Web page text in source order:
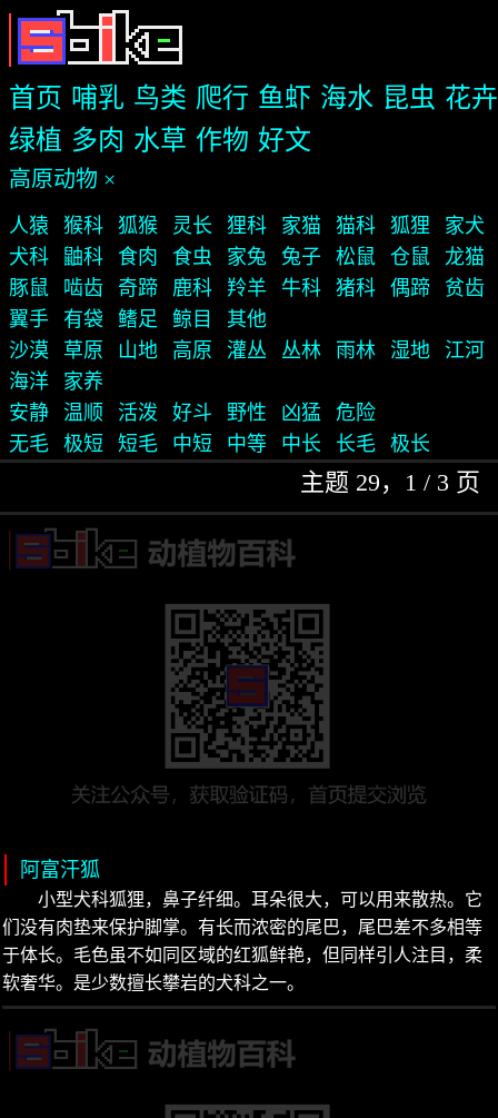
首页 哺乳 鸟类 爬行 鱼虾 海水 昆虫 花卉
绿植 多肉 水草 作物 好文
高原动物 ×
人猿 猴科 狐猴 灵长 狸科 家猫 猫科 狐狸
家犬
犬科
鼬科 食肉 食虫 家兔 兔子 松鼠 仓鼠
龙猫
豚鼠
啮齿 奇蹄 鹿科 羚羊 牛科 猪科 偶蹄
贫齿
翼手
有袋 鳍足 鲸目
其他
沙漠
草原 山地 高原 灌丛 丛林 雨林 湿地
江河
海洋
家养
安静
温顺 活泼 好斗 野性 凶猛
危险
无毛
极短 短毛 中短 中等 中长 长毛 极长
主题 29，1 / 3 页
阿富汗狐
小型犬科狐狸，鼻子纤细。耳朵很大，可以用来散热。它
们没有肉垫来保护脚掌。有长而浓密的尾巴，尾巴差不多相等
于体长。毛色虽不如同区域的红狐鲜艳，但同样引人注目，柔
软奢华。是少数擅长攀岩的犬科之一。